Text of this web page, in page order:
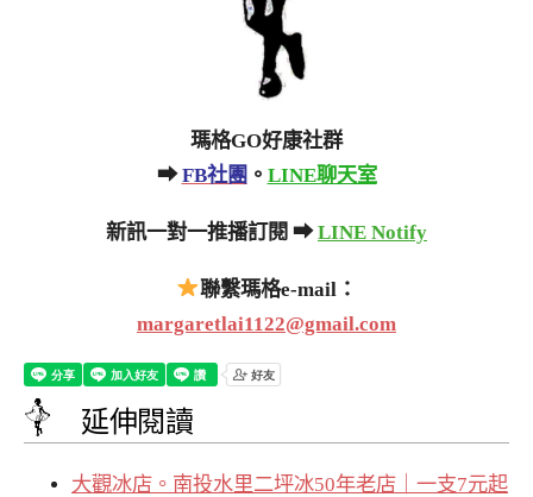
瑪格GO好康社群
➡FB社團 。 LINE聊天室
新訊一對一推播訂閱 ➡LINE Notify
聯繫瑪格e-mail：
margaretlai1122@gmail.com
延伸閱讀
大觀冰店。南投水里二坪冰50年老店｜一支7元起